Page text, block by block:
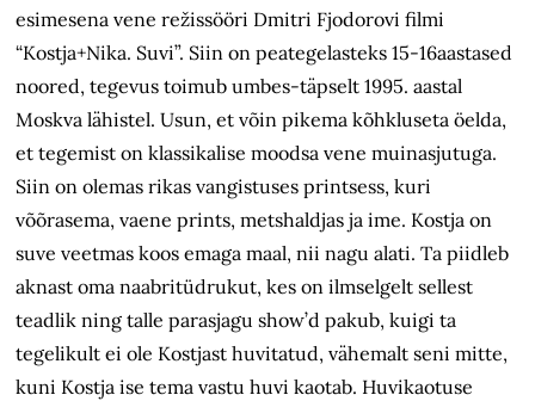
esimesena vene režissööri Dmitri Fjodorovi filmi
“Kostja+Nika. Suvi”. Siin on peategelasteks 15-16aastased
noored, tegevus toimub umbes-täpselt 1995. aastal
Moskva lähistel. Usun, et võin pikema kõhkluseta öelda,
et tegemist on klassikalise moodsa vene muinasjutuga.
Siin on olemas rikas vangistuses printsess, kuri
võõrasema, vaene prints, metshaldjas ja ime. Kostja on
suve veetmas koos emaga maal, nii nagu alati. Ta piidleb
aknast oma naabritüdrukut, kes on ilmselgelt sellest
teadlik ning talle parasjagu show’d pakub, kuigi ta
tegelikult ei ole Kostjast huvitatud, vähemalt seni mitte,
kuni Kostja ise tema vastu huvi kaotab. Huvikaotuse